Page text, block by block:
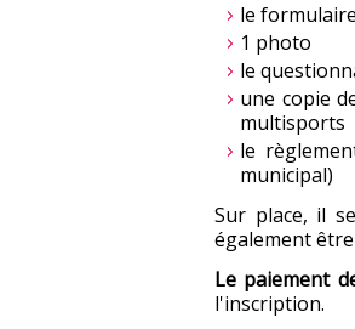
le
1 photo
le
une copie
multisports
le
municipal)
Sur place, il
également
Le paiement
l'inscription.